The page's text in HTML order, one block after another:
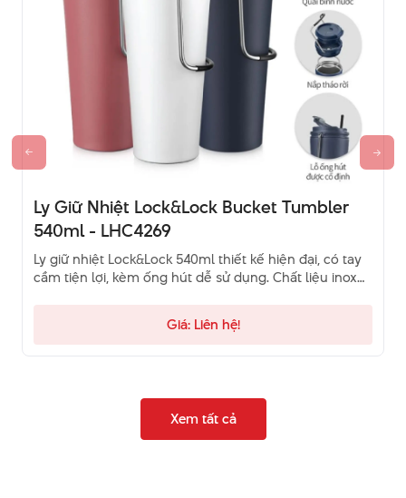
Ly Giữ Nhiệt Lock&Lock Bucket Tumbler
540ml - LHC4269
Ly giữ nhiệt Lock&Lock 540ml thiết kế hiện đại, có tay
cầm tiện lợi, kèm ống hút dễ sử dụng. Chất liệu inox
Giá: Liên hệ!
Xem tất cả